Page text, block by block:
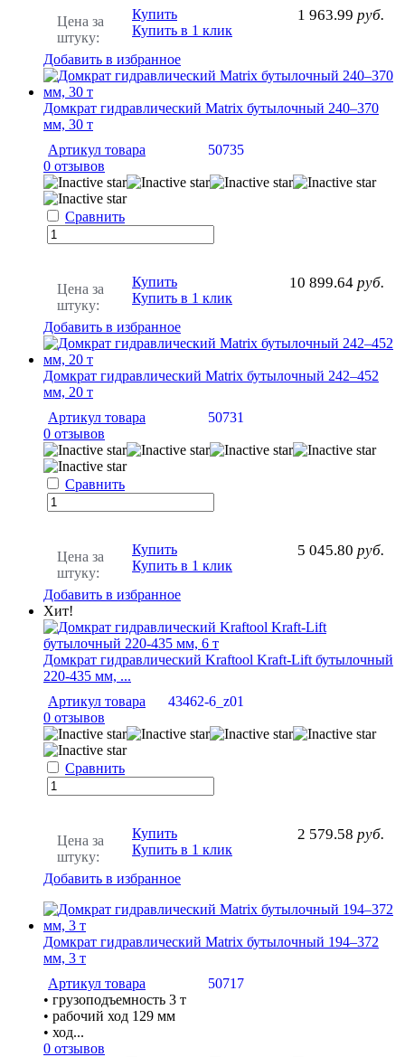
Цена за
штуку:
1 963.99 руб.
Купить
Купить в 1 клик
Добавить в избранное
Домкрат гидравлический Matrix бутылочный 240–370
мм, 30 т
Артикул товара
50735
0 отзывов
Сравнить
Цена за
штуку:
10 899.64 руб.
Купить
Купить в 1 клик
Добавить в избранное
Домкрат гидравлический Matrix бутылочный 242–452
мм, 20 т
Артикул товара
50731
0 отзывов
Сравнить
Цена за
штуку:
5 045.80 руб.
Купить
Купить в 1 клик
Добавить в избранное
Хит!
Домкрат гидравлический Kraftool Kraft-Lift бутылочный
220-435 мм, ...
Артикул товара
43462-6_z01
0 отзывов
Сравнить
Цена за
штуку:
2 579.58 руб.
Купить
Купить в 1 клик
Добавить в избранное
Домкрат гидравлический Matrix бутылочный 194–372
мм, 3 т
Артикул товара
50717
• грузоподъемность 3 т
• рабочий ход 129 мм
• ход...
0 отзывов